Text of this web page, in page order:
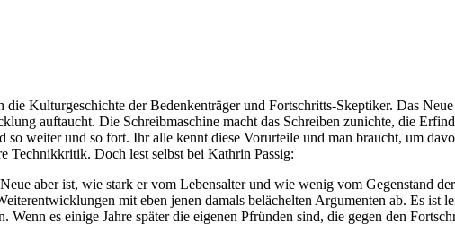
Kulturgeschichte der Bedenkenträger und Fortschritts-Skeptiker. Das
auftaucht. Die Schreibmaschine macht das Schreiben zunichte, die
weiter und so fort. Ihr alle kennt diese Vorurteile und man braucht, um
Technikkritik. Doch lest selbst bei Kathrin Passig:
aber ist, wie stark er vom Lebensalter und wie wenig vom Gegenstand
mit eben jenen damals belächelten Argumenten ab. Es ist
es einige Jahre später die eigenen Pfründen sind, die gegen den